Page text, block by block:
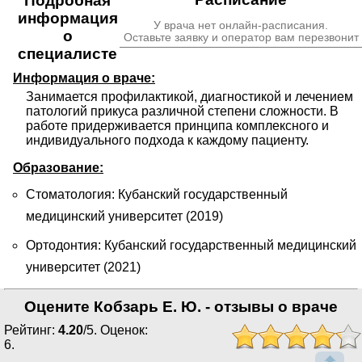
У врача нет онлайн-расписания.
Оставьте заявку и оператор вам перезвонит
информация
о
специалисте
Информация о враче:
Занимается профилактикой, диагностикой и лечением
патологий прикуса различной степени сложности. В
работе придерживается принципа комплексного и
индивидуального подхода к каждому пациенту.
Образование:
Стоматология: Кубанский государственный
медицинский университет (2019)
Ортодонтия: Кубанский государственный медицинский
университет (2021)
Оцените Кобзарь Е. Ю. - отзывы о враче
Рейтинг: 4.20/5. Оценок:
6.